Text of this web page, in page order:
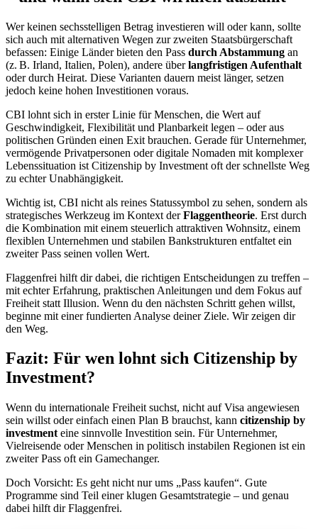
Wer keinen sechsstelligen Betrag investieren will oder kann, sollte
sich auch mit alternativen Wegen zur zweiten Staatsbürgerschaft
befassen: Einige Länder bieten den Pass durch Abstammung an
(z. B. Irland, Italien, Polen), andere überlangfristigen Aufenthalt
oder durch Heirat. Diese Varianten dauern meist länger, setzen
jedoch keine hohen Investitionen voraus.
CBI lohnt sich in erster Linie für Menschen, die Wert auf
Geschwindigkeit, Flexibilität und Planbarkeit legen – oder aus
politischen Gründen einen Exit brauchen. Gerade für Unternehmer,
vermögende Privatpersonen oder digitale Nomaden mit komplexer
Lebenssituation ist Citizenship by Investment oft der schnellste Weg
zu echter Unabhängigkeit.
Wichtig ist, CBI nicht als reines Statussymbol zu sehen, sondern als
strategisches Werkzeug im Kontext derFlaggentheorie. Erst durch
die Kombination mit einem steuerlich attraktiven Wohnsitz, einem
flexiblen Unternehmen und stabilen Bankstrukturen entfaltet ein
zweiter Pass seinen vollen Wert.
Flaggenfrei hilft dir dabei, die richtigen Entscheidungen zu treffen –
mit echter Erfahrung, praktischen Anleitungen und dem Fokus auf
Freiheit statt Illusion. Wenn du den nächsten Schritt gehen willst,
beginne mit einer fundierten Analyse deiner Ziele. Wir zeigen dir
den Weg.
Fazit: Für wen lohnt sich Citizenship by
Investment?
Wenn du internationale Freiheit suchst, nicht auf Visa angewiesen
sein willst oder einfach einen Plan B brauchst, kann citizenship by
investment eine sinnvolle Investition sein. Für Unternehmer,
Vielreisende oder Menschen in politisch instabilen Regionen ist ein
zweiter Pass oft ein Gamechanger.
Doch Vorsicht: Es geht nicht nur ums „Pass kaufen“. Gute
Programme sind Teil einer klugen Gesamtstrategie – und genau
dabei hilft dir Flaggenfrei.